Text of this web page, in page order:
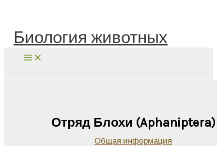
Биология животных
Отряд Блохи (Aphaniptera)
Общая информация